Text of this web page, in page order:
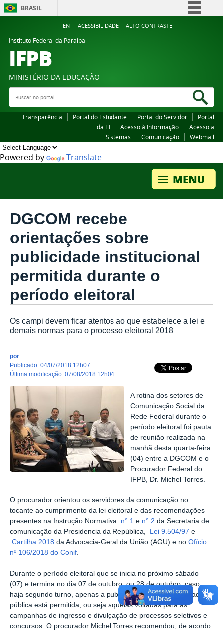
BRASIL
Simplifique!
Legislação
EN ACESSIBILIDADE ALTO CONTRASTE
Instituto Federal da Paraiba
IFPB
MINISTÉRIO DA EDUCAÇÃO
Buscar no portal
Transparência Portal do Estudante Portal do Servidor
Portal
da TI
Acesso à Informação
Acesso a
Sistemas
Comunicação Webmail
Powered by Translate
DGCOM recebe
orientações sobre
publicidade institucional
permitida durante o
período eleitoral
Os campi devem ficar atentos ao que estabelece a lei e
demais normas para o processo eleitoral 2018
por
publicado: 04/07/2018 12h07
última modificação: 07/08/2018 12h04
A rotina dos setores de
Comunicação Social da
Rede Federal durante o
período eleitoral foi pauta
de reunião realizada na
manhã desta quarta-feira
(04) entre a DGCOM e o
Procurador Federal do
IFPB, Dr. Michel Torres.
O procurador orientou os servidores da comunicação no
tocante ao cumprimento da lei eleitoral e das recomendações
presentes na Instrução Normativa n° 1 e n° 2 da Secretaria de
comunicação da Presidencia da República,
Lei 9.504/97 e
Cartilha 2018 da Advocacia-Geral da União (AGU) e no Ofício
nº 106/2018 do Conif.
Durante o período eleitoral que se inicia no próximo sábado
(07) e termina no dia 07 de outubro, ou 28 de outubro, caso
haja segundo turno, apenas a publicidade legal e de utilidade
pública está permitida, ou seja aquelas voltadas para as
campanhas de ingresso e divulgação de processos seletivos e
concursos. O procurador Michel Torres recomendou, de acordo